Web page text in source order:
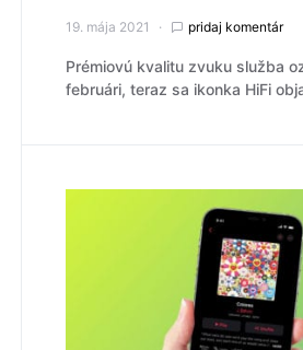
19. mája 2021 pridaj komentár
Prémiovú kvalitu zvuku služba
februári, teraz sa ikonka HiFi